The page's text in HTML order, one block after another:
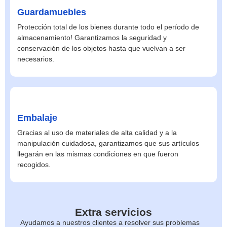
Guardamuebles
Protección total de los bienes durante todo el período de
almacenamiento! Garantizamos la seguridad y
conservación de los objetos hasta que vuelvan a ser
necesarios.
Embalaje
Gracias al uso de materiales de alta calidad y a la
manipulación cuidadosa, garantizamos que sus artículos
llegarán en las mismas condiciones en que fueron
recogidos.
Extra servicios
Ayudamos a nuestros clientes a resolver sus problemas